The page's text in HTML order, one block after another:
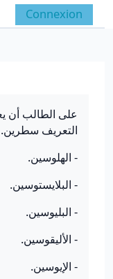
Activer/désactiver la
Connexion
على الطالب أن
التعريف سطرين.
- الهلوسين.
- البلايستوسين.
- البليوسين.
- الأليقوسين.
- الإيوسين.